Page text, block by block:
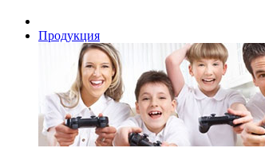
Продукция